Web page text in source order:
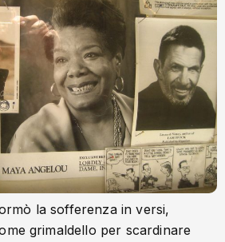
la sofferenza in versi,
grimaldello per scardinare